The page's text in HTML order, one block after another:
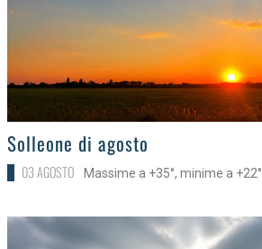
>
Solleone di agosto
03 AGOSTO Massime a +35°, minime a +22°